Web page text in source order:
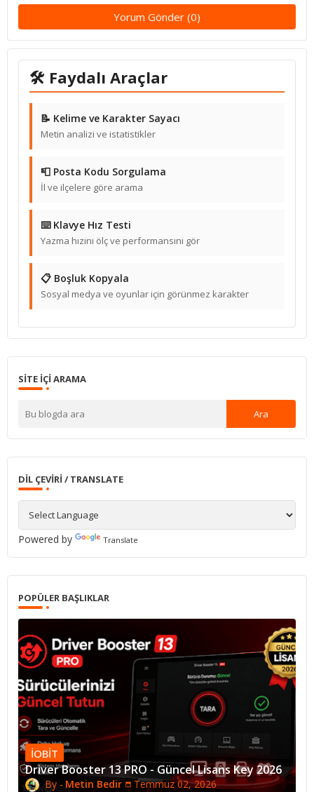
Yorum Gönder (0)
🛠 Faydalı Araçlar
📝 Kelime ve Karakter Sayacı
Metin analizi ve istatistikler
📮 Posta Kodu Sorgulama
İl ve ilçelere göre arama
⌨️ Klavye Hız Testi
Yazma hızını ölç ve performansını gör
📋 Boşluk Kopyala
Sosyal medya ve oyunlar için görünmez karakter
SITE IÇI ARAMA
DIL ÇEVIRI / TRANSLATE
Powered by Translate
POPÜLER BAŞLIKLAR
IOBIT
Driver Booster 13 PRO - Güncel Lisans Key 2026
Metin Bedir Temmuz 02, 2026